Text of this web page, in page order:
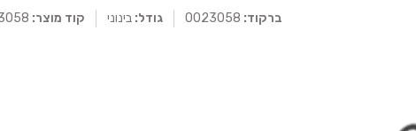
ברקוד: גודל: בינוני קוד מוצר: